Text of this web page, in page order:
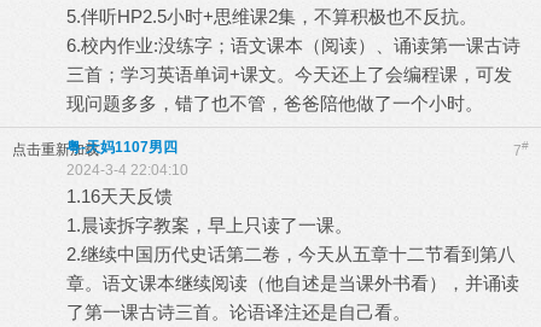
5.伴听HP2.5小时+思维课2集，不算积极也不反抗。
6.校内作业:没练字；语文课本（阅读）、诵读第一课古诗
三首；学习英语单词+课文。今天还上了会编程课，可发
现问题多多，错了也不管，爸爸陪他做了一个小时。
点击重新加载 7#
粤-天妈1107男四
2024-3-4 22:04:10
1.16天天反馈
1.晨读拆字教案，早上只读了一课。
2.继续中国历代史话第二卷，今天从五章十二节看到第八
章。语文课本继续阅读（他自述是当课外书看），并诵读
了第一课古诗三首。论语译注还是自己看。